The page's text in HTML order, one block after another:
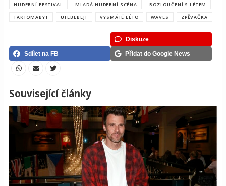
HUDEBNÍ FESTIVAL
MLADÁ HUDEBNÍ SCÉNA
ROZLOUČENÍ S LÉTEM
TAKTOMABYT
UTEBEBEJT VYSMÁTÉ LÉTO WAVES ZPĚVAČKA
Diskuze
Sdílet na FB
Přidat do Google News
Související články